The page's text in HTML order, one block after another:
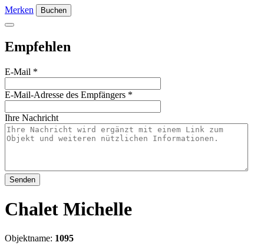
Merken Buchen
Empfehlen
E-Mail *
E-Mail-Adresse des Empfängers *
Ihre Nachricht
Senden
Chalet Michelle
Objektname: 1095